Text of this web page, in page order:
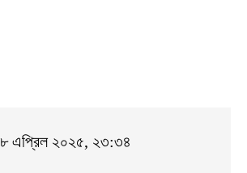
৮ এপ্রিল ২০২৫, ২৩:৩৪